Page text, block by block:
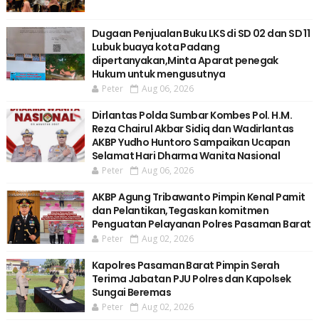
Dugaan Penjualan Buku LKS di SD 02 dan SD 11
Lubuk buaya kota Padang
dipertanyakan,Minta Aparat penegak
Hukum untuk mengusutnya
Peter Aug 06, 2026
Dirlantas Polda Sumbar Kombes Pol. H.M.
Reza Chairul Akbar Sidiq dan Wadirlantas
AKBP Yudho Huntoro Sampaikan Ucapan
Selamat Hari Dharma Wanita Nasional
Peter Aug 06, 2026
AKBP Agung Tribawanto Pimpin Kenal Pamit
dan Pelantikan,Tegaskan komitmen
Penguatan Pelayanan Polres Pasaman Barat
Peter Aug 02, 2026
Kapolres Pasaman Barat Pimpin Serah
Terima Jabatan PJU Polres dan Kapolsek
Sungai Beremas
Peter Aug 02, 2026